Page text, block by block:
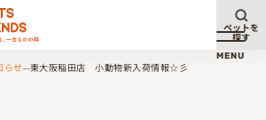
メニ
MENU
ペットを
探す
らせ 東大阪稲田店 小動物新入荷情報☆彡